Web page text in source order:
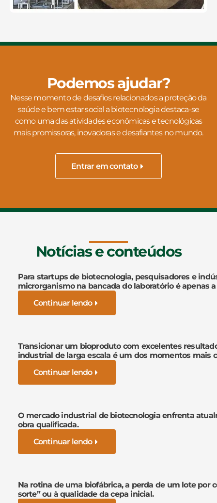
Podemos ajudar?
Nesse momento de desafios relacionados a proteção da
saúde e bem estar social a biotecnologia destaca-se
como uma das atividades econômicas e tecnológicas
mais promissoras, inovadoras e desafiantes no mundo.
Entrar em contato
Notícias e conteúdos
Para startups de biotecnologia, pesquisadores e
microrganismo na bancada do laboratório é apenas
Continuar lendo
Transicionar um bioproduto com excelentes
industrial de larga escala é um dos momentos mais
Continuar lendo
O mercado industrial de biotecnologia enfrenta
obra qualificada.
Continuar lendo
Na rotina de uma biofábrica, a perda de um lote por
sorte” ou à qualidade da cepa inicial.